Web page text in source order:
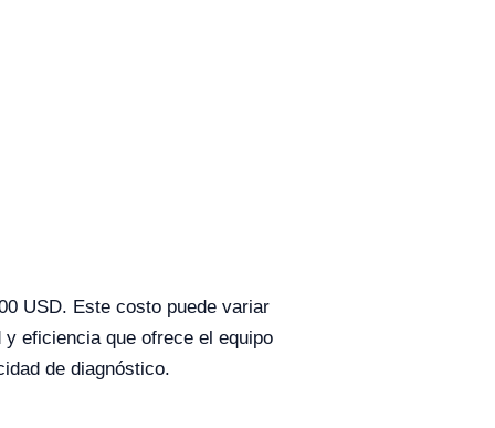
USD. Este costo puede variar
eficiencia que ofrece el equipo
de diagnóstico.